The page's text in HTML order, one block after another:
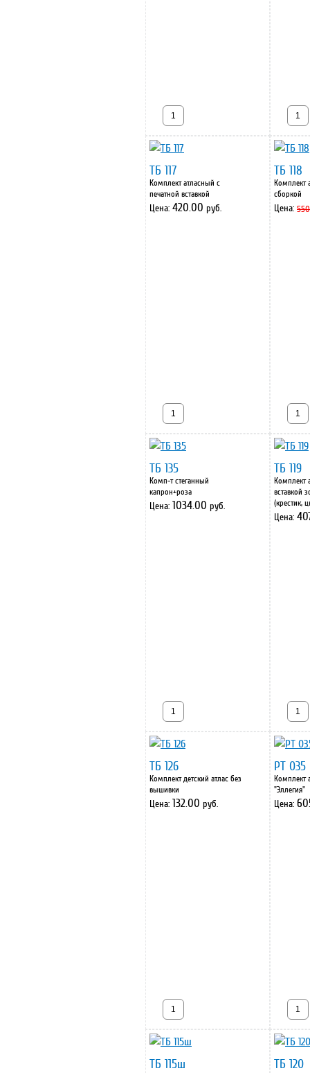
ТБ 117
Комплект атласный с
печатной вставкой
Цена: 420.00 руб.
ТБ 118
Комплект
сборкой
Цена:
ТБ 135
Комп-т стеганный
капрон+роза
Цена: 1034.00 руб.
ТБ 119
Комплект
вставкой
(крестик,
Цена:
ТБ 126
Комплект детский атлас без
вышивки
Цена: 132.00 руб.
РТ 035
Комплект
"Эллегия"
Цена:
ТБ 115ш ТБ 120